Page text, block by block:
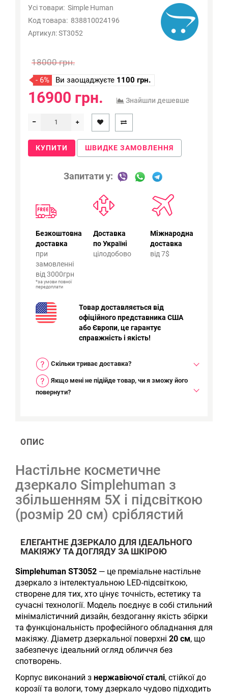
Усі товари: Simple Human
Код товара: 838810024196
Артикул:ST3052
18000 грн.
- 6% Ви заощаджуєте 1100 грн.
16900 грн. Знайшли дешевше
КУПИТИ ШВИДКЕ ЗАМОВЛЕННЯ
Запитати у:
Безкоштовна
доставка
при
замовленні
від 3000грн
*за умови повної
передоплати
Доставка
по Україні
цілодобово
Міжнародна
доставка
від 7$
Товар доставляється від
офіційного представника США
або Європи, це гарантує
справжність і якість!
Скільки триває доставка?
Якщо мені не підійде товар, чи я зможу його
повернути?
ОПИС
Настільне косметичне
дзеркало Simplehuman з
збільшенням 5X і підсвіткою
(розмір 20 см) сріблястий
ЕЛЕГАНТНЕ ДЗЕРКАЛО ДЛЯ ІДЕАЛЬНОГО
МАКІЯЖУ ТА ДОГЛЯДУ ЗА ШКІРОЮ
Simplehuman ST3052 — це преміальне настільне
дзеркало з інтелектуальною LED-підсвіткою,
створене для тих, хто цінує точність, естетику та
сучасні технології. Модель поєднує в собі стильний
мінімалістичний дизайн, бездоганну якість збірки
та функціональність професійного обладнання для
макіяжу. Діаметр дзеркальної поверхні 20 см, що
забезпечує ідеальний огляд обличчя без
спотворень.
Корпус виконаний з нержавіючої сталі, стійкої до
корозії та вологи, тому дзеркало чудово підходить